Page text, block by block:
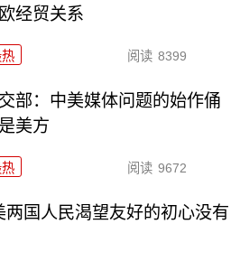
经贸关系
阅读 8399
部：中美媒体问题的始作俑
美方
阅读 9672
国人民渴望友好的初心没有